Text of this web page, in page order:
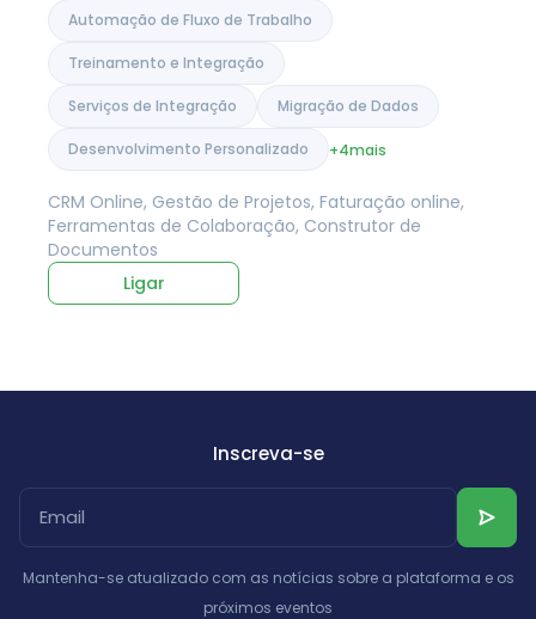
Automação de Fluxo de Trabalho
Treinamento e Integração
Serviços de Integração Migração de Dados
Desenvolvimento Personalizado +4mais
CRM Online, Gestão de Projetos, Faturação online,
Ferramentas de Colaboração, Construtor de
Documentos
Ligar
Inscreva-se
Mantenha-se atualizado com as notícias sobre a plataforma e os
próximos eventos